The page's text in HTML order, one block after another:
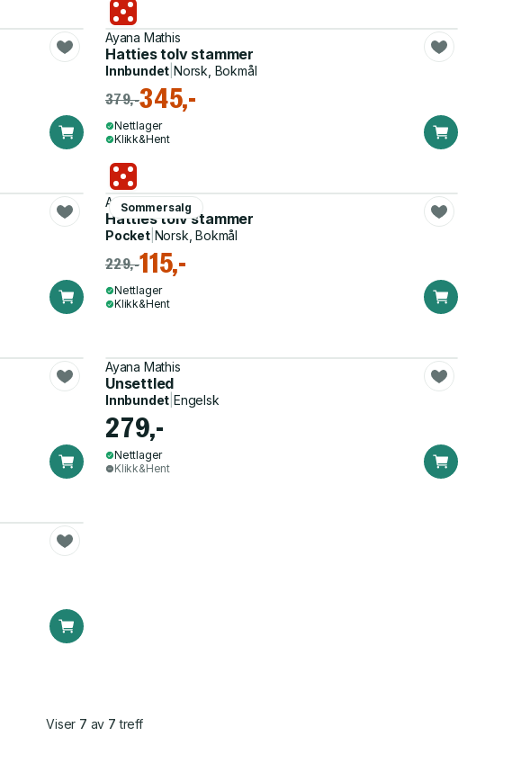
Ayana Mathis
Hatties tolv stammer
Innbundet |Norsk, Bokmål
379,-345,-
Nettlager
Klikk&Hent
Sommersalg
Ayana Mathis
Hatties tolv stammer
Pocket| Norsk, Bokmål
229,-115,-
Nettlager
Klikk&Hent
Ayana Mathis
Unsettled
Innbundet |Engelsk
279,-
Nettlager
Klikk&Hent
Viser 7 av 7 treff